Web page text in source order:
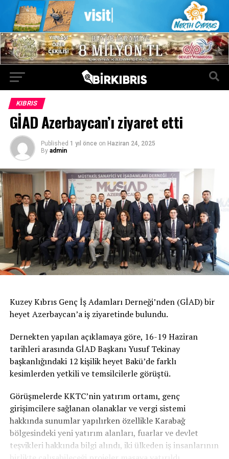
KIBRIS
GİAD Azerbaycan’ı ziyaret etti
Published 1 yıl önce on Haziran 24, 2025
By admin
Kuzey Kıbrıs Genç İş Adamları Derneği’nden (GİAD) bir
heyet Azerbaycan’a iş ziyaretinde bulundu.
Dernekten yapılan açıklamaya göre, 16-19 Haziran
tarihleri arasında GİAD Başkanı Yusuf Tekinay
başkanlığındaki 12 kişilik heyet Bakü’de farklı
kesimlerden yetkili ve temsilcilerle görüştü.
Görüşmelerde KKTC’nin yatırım ortamı, genç
girişimcilere sağlanan olanaklar ve vergi sistemi
hakkında sunumlar yapılırken özellikle Karabağ
bölgesindeki yeni yatırım alanları, fuarlar ve devlet
teşvikleri hakkında bilgi alındı, iki ülkeden iş insanlarının